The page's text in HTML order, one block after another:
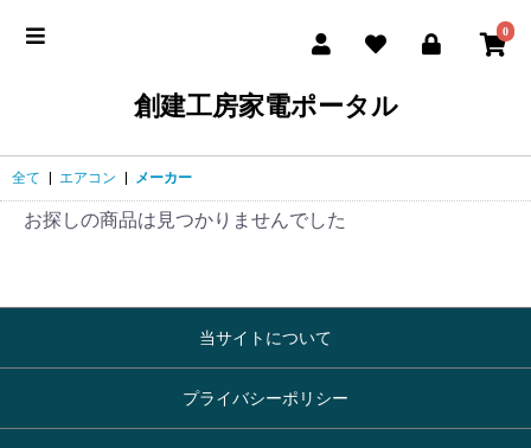
0
創建工房家電ポータル
全て エアコン メーカー
お探しの商品は見つかりませんでした
当サイトについて
プライバシーポリシー